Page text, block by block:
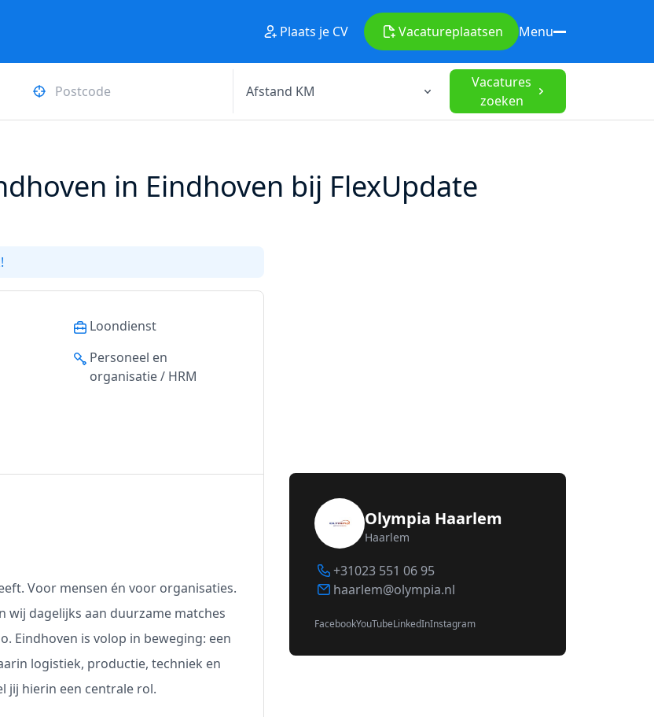
Plaats je CV Vacatureplaatsen Menu
Vacatures
zoeken
in Eindhoven bij FlexUpdate
Loondienst
Personeel en
organisatie / HRM
Voor mensen én voor organisaties.
wij dagelijks aan duurzame matches
Eindhoven is volop in beweging: een
logistiek, productie, techniek en
jij hierin een centrale rol.
Olympia Haarlem
Haarlem
+31023 551 06 95
haarlem@olympia.nl
FacebookYouTubeLinkedInInstagram